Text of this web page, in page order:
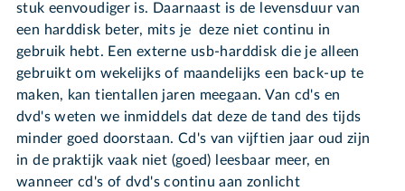
stuk eenvoudiger is. Daarnaast is de levensduur van
een harddisk beter, mits je deze niet continu in
gebruik hebt. Een externe usb-harddisk die je alleen
gebruikt om wekelijks of maandelijks een back-up te
maken, kan tientallen jaren meegaan. Van cd's en
dvd's weten we inmiddels dat deze de tand des tijds
minder goed doorstaan. Cd's van vijftien jaar oud zijn
in de praktijk vaak niet (goed) leesbaar meer, en
wanneer cd's of dvd's continu aan zonlicht